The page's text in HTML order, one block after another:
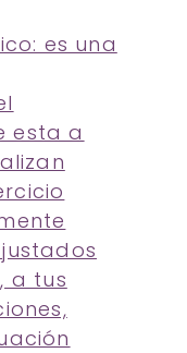
es una
esta a
a tus